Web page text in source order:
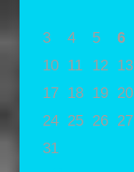
3
4 5 6
10
11 12 13
17
18 19 20
24
25 26 27
31